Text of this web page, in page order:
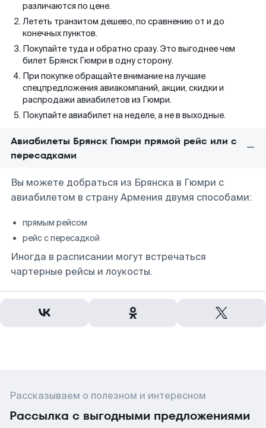
различаются по цене.
Лететь транзитом дешево, по сравнению от и до
конечных пунктов.
Покупайте туда и обратно сразу. Это выгоднее чем
билет Брянск Гюмри в одну сторону.
При покупке обращайте внимание на лучшие
спецпредложения авиакомпаний, акции, скидки и
распродажи авиабилетов из Гюмри.
Покупайте авиабилет на неделе, а не в выходные.
Авиабилеты Брянск Гюмри прямой рейс или с
пересадками
Вы можете добраться из Брянска в Гюмри с
авиабилетом в страну Армения двумя способами:
прямым рейсом
рейс с пересадкой
Иногда в расписании могут встречаться
чартерные рейсы и лоукосты.
Рассказываем о полезном и интересном
Рассылка с выгодными предложениями